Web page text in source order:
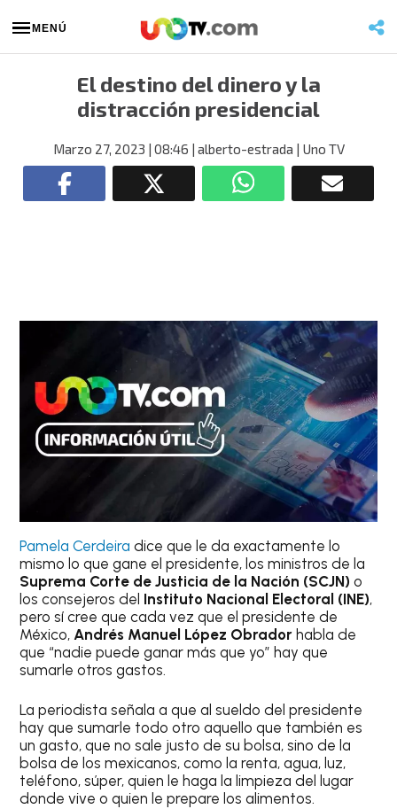
MENÚ
El destino del dinero y la
distracción presidencial
Marzo 27, 2023 | 08:46 | alberto-estrada | Uno TV
Pamela Cerdeiradice que le da exactamente lo
mismo lo que gane el presidente, los ministros de la
Suprema Corte de Justicia de la Nación (SCJN) o
los consejeros del Instituto Nacional Electoral (INE),
pero sí cree que cada vez que el presidente de
México, Andrés Manuel López Obrador habla de
que “nadie puede ganar más que yo” hay que
sumarle otros gastos.
La periodista señala a que al sueldo del presidente
hay que sumarle todo otro aquello que también es
un gasto, que no sale justo de su bolsa, sino de la
bolsa de los mexicanos, como la renta, agua, luz,
teléfono, súper, quien le haga la limpieza del lugar
donde vive o quien le prepare los alimentos.